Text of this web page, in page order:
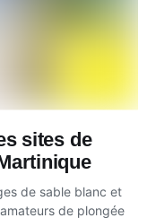
sites de
de sable blanc et
de plongée